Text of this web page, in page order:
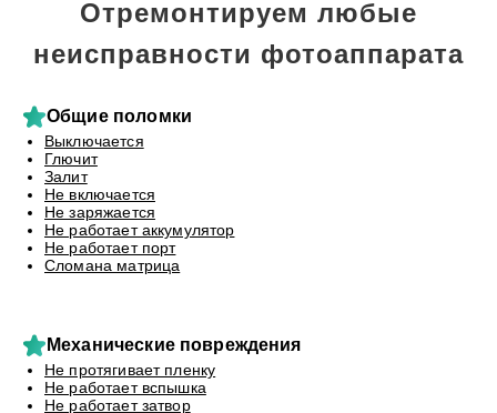
Отремонтируем любые
неисправности фотоаппарата
Общие поломки
Выключается
Глючит
Залит
Не включается
Не заряжается
Не работает аккумулятор
Не работает порт
Сломана матрица
Механические повреждения
Не протягивает пленку
Не работает вспышка
Не работает затвор